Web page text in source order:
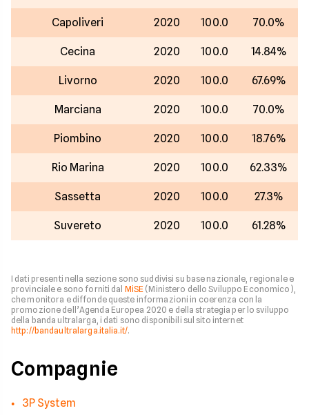
Capoliveri 2020 100.0 70.0%
Cecina 2020 100.0 14.84%
Livorno 2020 100.0 67.69%
Marciana 2020 100.0 70.0%
Piombino 2020 100.0 18.76%
Rio Marina 2020 100.0 62.33%
Sassetta 2020 100.0 27.3%
Suvereto 2020 100.0 61.28%
I dati presenti nella sezione sono suddivisi su base nazionale, regionale e
provinciale e sono forniti dal MiSE (Ministero dello Sviluppo Economico),
che monitora e diffonde queste informazioni in coerenza con la
promozione dell’Agenda Europea 2020 e della strategia per lo sviluppo
della banda ultralarga, i dati sono disponibili sul sito internet
http://bandaultralarga.italia.it/.
Compagnie
3P System